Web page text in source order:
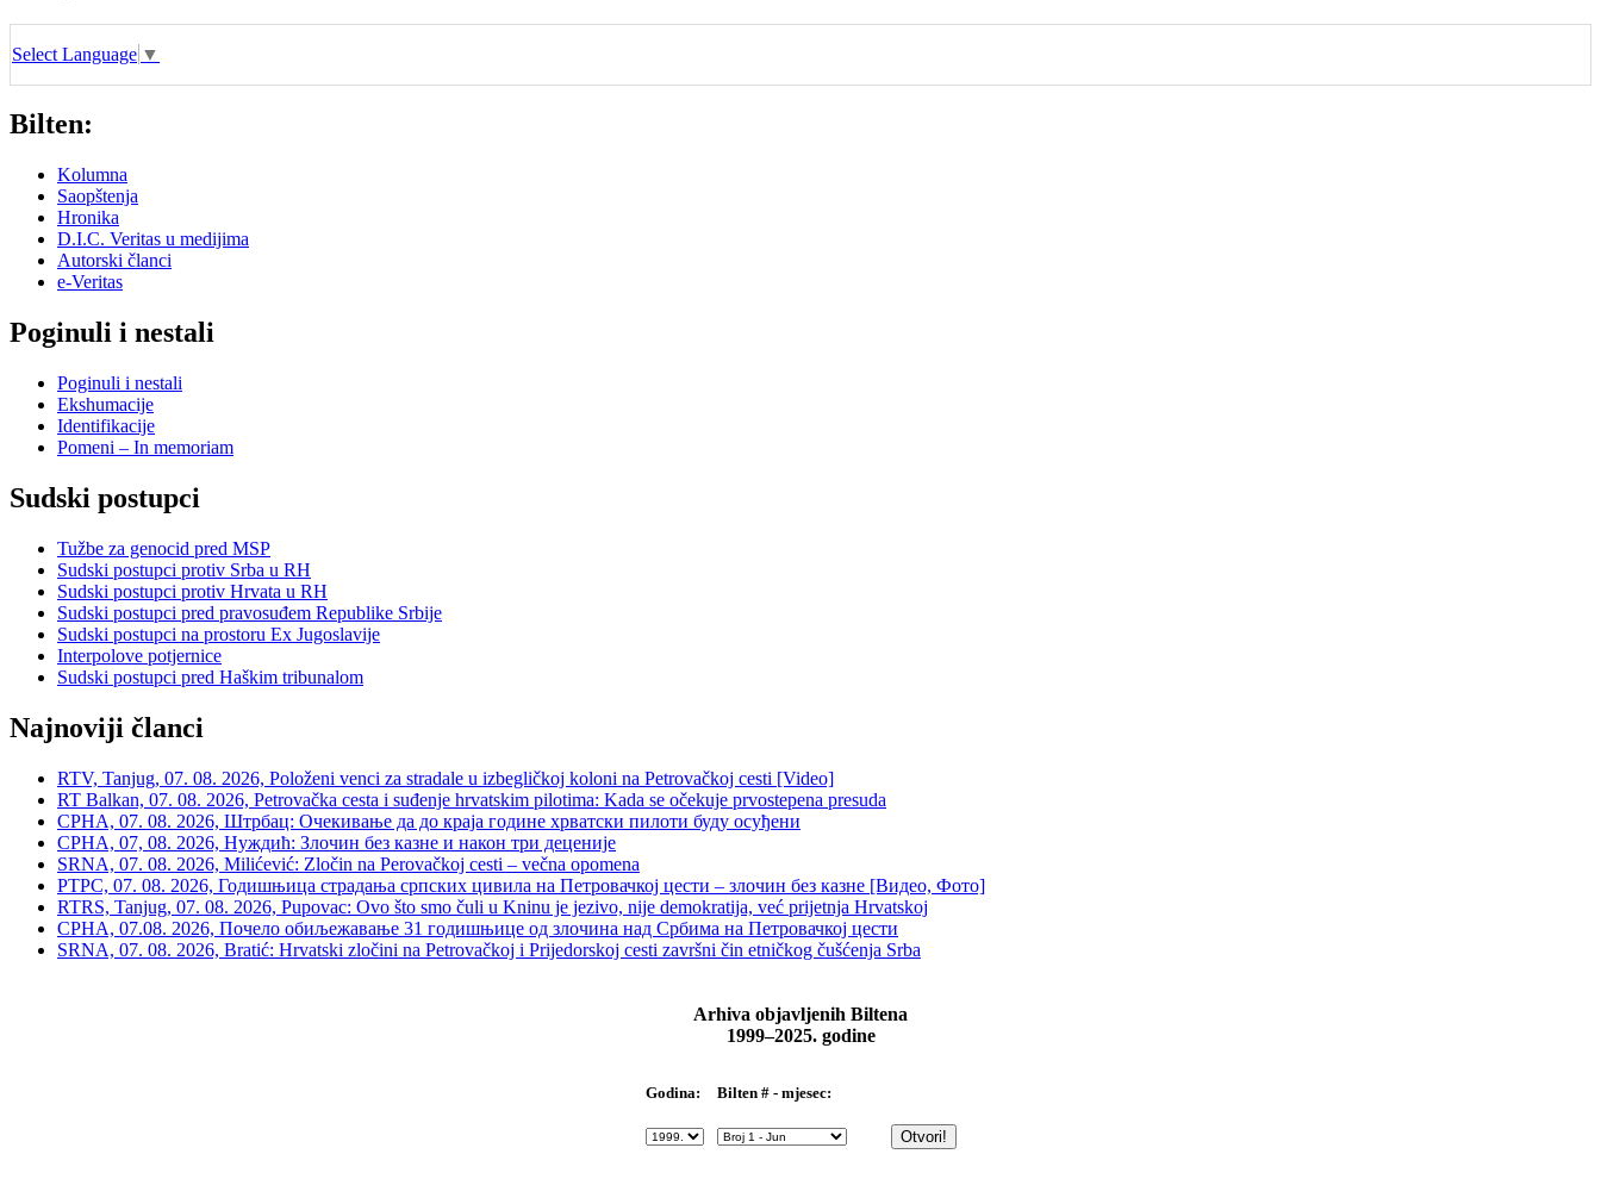
Select Language ▼
Bilten:
Kolumna
Saopštenja
Hronika
D.I.C. Veritas u medijima
Autorski članci
e-Veritas
Poginuli i nestali
Poginuli i nestali
Ekshumacije
Identifikacije
Pomeni – In memoriam
Sudski postupci
Tužbe za genocid pred MSP
Sudski postupci protiv Srba u RH
Sudski postupci protiv Hrvata u RH
Sudski postupci pred pravosuđem Republike Srbije
Sudski postupci na prostoru Ex Jugoslavije
Interpolove potjernice
Sudski postupci pred Haškim tribunalom
Najnoviji članci
RTV, Tanjug, 07. 08. 2026, Položeni venci za stradale u izbegličkoj koloni na Petrovačkoj cesti [Video]
RT Balkan, 07. 08. 2026, Petrovačka cesta i suđenje hrvatskim pilotima: Kada se očekuje prvostepena presuda
СРНА, 07. 08. 2026, Штрбац: Очекивање да до краја године хрватски пилоти буду осуђени
СРНА, 07, 08. 2026, Нуждић: Злочин без казне и након три деценије
SRNA, 07. 08. 2026, Milićević: Zločin na Perovačkoj cesti – večna opomena
РТРС, 07. 08. 2026, Годишњица страдања српских цивила на Петровачкој цести – злочин без казне [Видео, Фото]
RTRS, Tanjug, 07. 08. 2026, Pupovac: Ovo što smo čuli u Kninu je jezivo, nije demokratija, već prijetnja Hrvatskoj
СРНА, 07.08. 2026, Почело обиљежавање 31 годишњице од злочина над Србима на Петровачкој цести
SRNA, 07. 08. 2026, Bratić: Hrvatski zločini na Petrovačkoj i Prijedorskoj cesti završni čin etničkog čušćenja Srba
Arhiva objavljenih Biltena
1999–2025. godine
Godina: Bilten # - mjesec: